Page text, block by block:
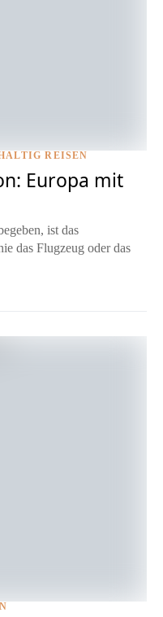
Foto © Stephanie Forsch
REISEN
Europa mit
ist das
das Flugzeug oder das